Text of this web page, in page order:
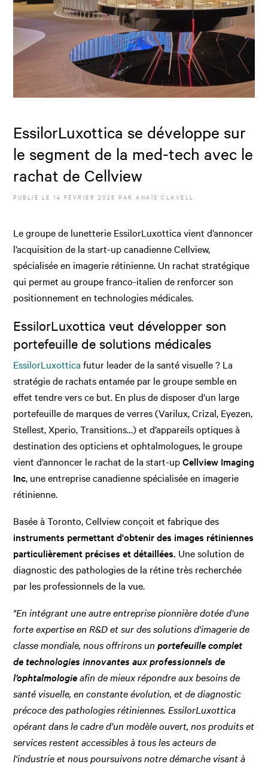
EssilorLuxottica se développe sur
le segment de la med-tech avec le
rachat de Cellview
PUBLIÉ LE14 FÉVRIER 2025 PARANAÏS CLAVELL
Le groupe de lunetterie EssilorLuxottica vient d’annoncer
l’acquisition de la start-up canadienne Cellview,
spécialisée en imagerie rétinienne. Un rachat stratégique
qui permet au groupe franco-italien de renforcer son
positionnement en technologies médicales.
EssilorLuxottica veut développer son
portefeuille de solutions médicales
EssilorLuxottica futur leader de la santé visuelle ? La
stratégie de rachats entamée par le groupe semble en
effet tendre vers ce but. En plus de disposer d’un large
portefeuille de marques de verres (Varilux, Crizal, Eyezen,
Stellest, Xperio, Transitions…) et d’appareils optiques à
destination des opticiens et ophtalmologues, le groupe
vient d’annoncer le rachat de la start-upCellview Imaging
Inc, une entreprise canadienne spécialisée en imagerie
rétinienne.
Basée à Toronto, Cellview conçoit et fabrique des
instruments permettant d'obtenir des images rétiniennes
particulièrement précises et détaillées. Une solution de
diagnostic des pathologies de la rétine très recherchée
par les professionnels de la vue.
"En intégrant une autre entreprise pionnière dotée d’une
forte expertise en R&D et sur des solutions d'imagerie de
classe mondiale, nous offrirons unportefeuille complet
de technologies innovantes aux professionnels de
l’ophtalmologieafin de mieux répondre aux besoins de
santé visuelle, en constante évolution, et de diagnostic
précoce des pathologies rétiniennes. EssilorLuxottica
opérant dans le cadre d’un modèle ouvert, nos produits et
services restent accessibles à tous les acteurs de
l'industrie et nous poursuivons notre démarche visant à